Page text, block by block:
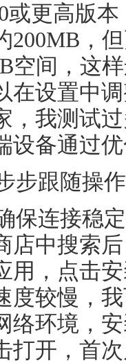
或更高版
200MB，
空间，这
在设置中
，我测试
设备通过
步跟随操作
保连接稳
店中搜索
用，点击
度较慢，
络环境，
打开，首